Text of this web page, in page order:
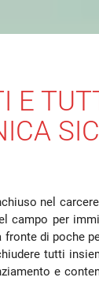
E
nel
campo per
fronte di poche
tutti
e